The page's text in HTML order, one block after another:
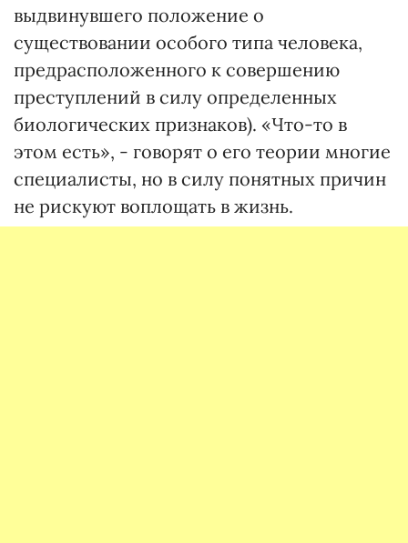
выдвинувшего положение о
существовании особого типа человека,
предрасположенного к совершению
преступлений в силу определенных
биологических признаков). «Что-то в
этом есть», - говорят о его теории многие
специалисты, но в силу понятных причин
не рискуют воплощать в жизнь.